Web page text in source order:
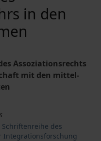
in den
Assoziationsrechts
mit den mittel-
Schriftenreihe des
Integrationsforschung